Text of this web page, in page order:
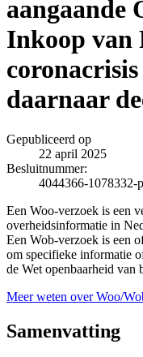
aangaande
Inkoop van
daarnaar
Gepubliceerd op
22 april 2025
Besluitnummer:
4044366-1078332-
Een Woo-verzoek is een
overheidsinformatie in
Een Wob-verzoek is een
om specifieke informatie
de Wet openbaarheid van
Meer weten over Woo/
Samenvatting